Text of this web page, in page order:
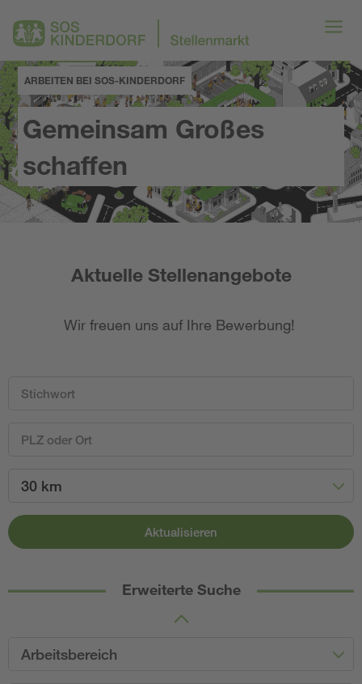
ARBEITEN BEI SOS-KINDERDORF
Gemeinsam Großes
schaffen
Aktuelle Stellenangebote
Wir freuen uns auf Ihre Bewerbung!
30 km
Aktualisieren
Erweiterte Suche
Arbeitsbereich